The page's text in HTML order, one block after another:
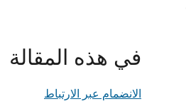
في هذه المقالة
الانضمام عبر الارتباط